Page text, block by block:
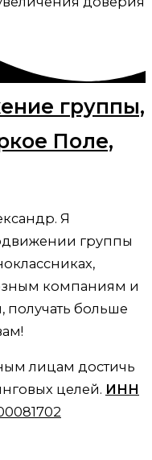
группы,
Поле,
Я
группы
компаниям и
получать больше
лицам достичь
целей. ИНН